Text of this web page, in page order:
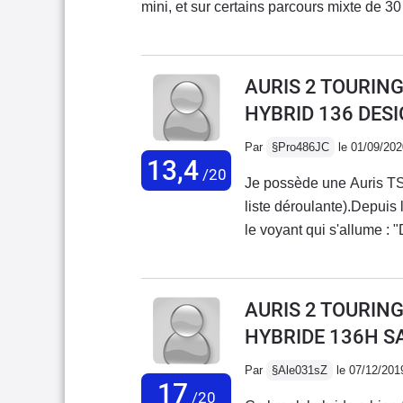
voiture en model hybride
mini, et sur certains parcours mixte de
C5 phase II HDI automatique 135 Cv à
le confort et le côté pratique de cette
meilleurs voitures que j'ai pu avoir
13,4/20
AURIS 2
HYBRID 136
Par §Pro486JC le 01/09/
Je possède une Auris
liste
le voyant qui s'allume :
réparation :
9 jours après. 2ème
voiture du 9 mars
liés aux essais du
trouvé la cause :
17 /20
AURIS 2
HYBRIDE 136H
Par §Ale031sZ le 07/12/